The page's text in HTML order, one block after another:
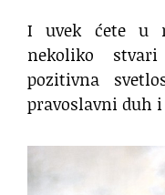
I uvek ćete u
nekoliko
pozitivna
pravoslavni duh